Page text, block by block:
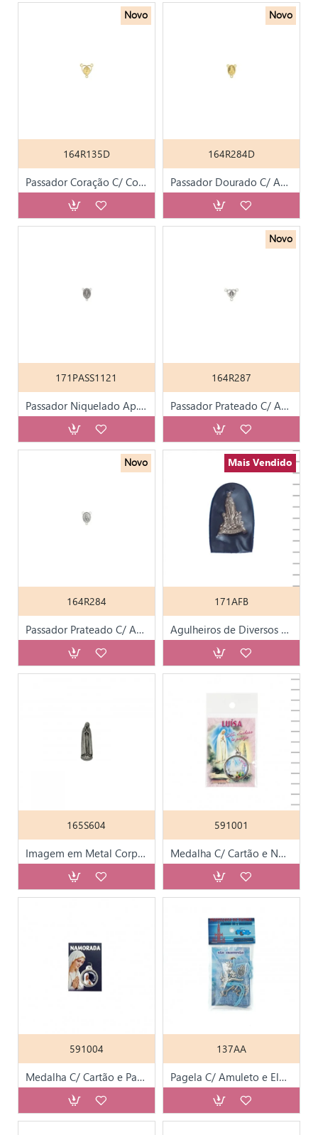
Novo
164R135D
Passador Coração C/ Coroada Dourado
Novo
164R284D
Passador Dourado C/ Aparição de Fátima
171PASS1121
Passador Niquelado Ap. C/ Terra de Fátima 1.5x1cm
Novo
164R287
Passador Prateado C/ Aparição de Fátima
Novo
164R284
Passador Prateado C/ Aparição de Fátima
Mais Vendido
171AFB
Agulheiros de Diversos Santos
165S604
Imagem em Metal Corpo inteiro Nª Sra de Fátima
591001
Medalha C/ Cartão e Nome - 200 Nomes
591004
Medalha C/ Cartão e Parentesco
137AA
Pagela C/ Amuleto e Elementos Protetores